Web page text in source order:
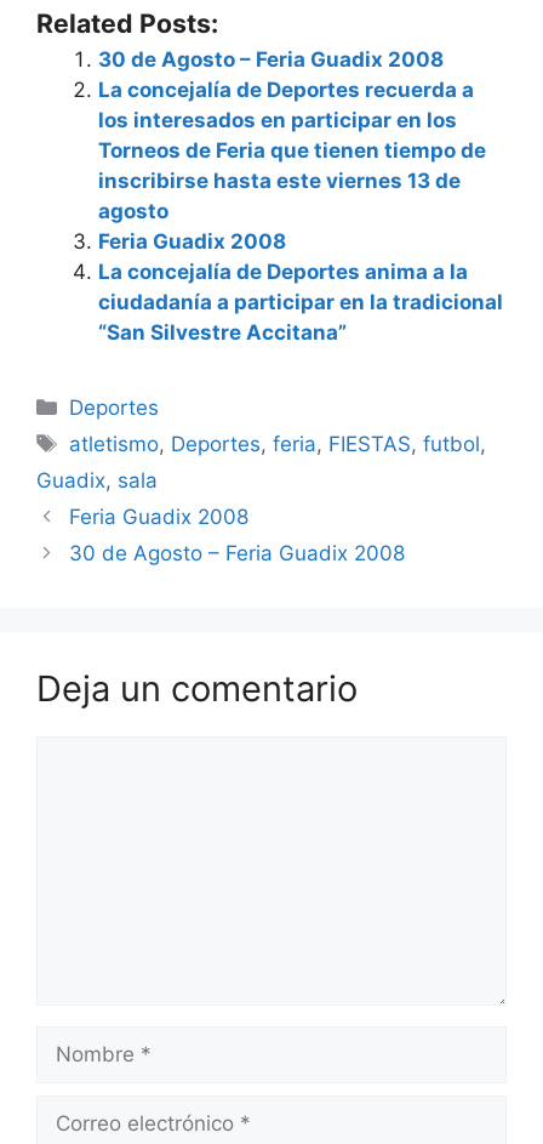
Related Posts:
30 de Agosto – Feria Guadix 2008
La concejalía de Deportes recuerda a
los interesados en participar en los
Torneos de Feria que tienen tiempo de
inscribirse hasta este viernes 13 de
agosto
Feria Guadix 2008
La concejalía de Deportes anima a la
ciudadanía a participar en la tradicional
“San Silvestre Accitana”
Categorías
Deportes
Etiquetas
atletismo, Deportes,feria, FIESTAS,futbol,
Guadix, sala
Feria Guadix 2008
30 de Agosto – Feria Guadix 2008
Deja un comentario
Nombre
Correo